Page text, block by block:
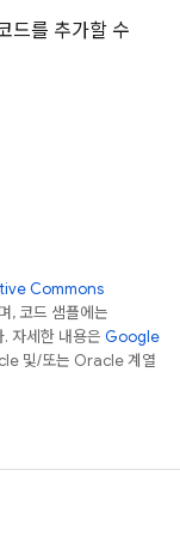
드를 추가할 수
Commons
, 코드 샘플에는
자세한 내용은 Google
및/또는 Oracle 계열